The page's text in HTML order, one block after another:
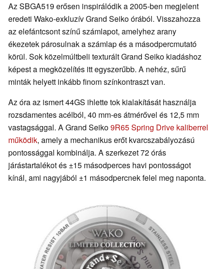
Az SBGA519 erősen inspirálódik a 2005-ben megjelent
eredeti Wako-exkluzív Grand Seiko órából. Visszahozza
az elefántcsont színű számlapot, amelyhez arany
ékezetek párosulnak a számlap és a másodpercmutató
körül. Sok közelmúltbeli texturált Grand Seiko kiadáshoz
képest a megközelítés itt egyszerűbb. A nehéz, sűrű
minták helyett inkább finom színkontraszt van.
Az óra az ismert 44GS ihlette tok kialakítását használja
rozsdamentes acélból, 40 mm-es átmérővel és 12,5 mm
vastagsággal. A Grand Seiko9R65 Spring Drive kaliberrel
működik, amely a mechanikus erőt kvarcszabályozású
pontossággal kombinálja. A szerkezet 72 órás
járástartalékot és ±15 másodperces havi pontosságot
kínál, ami nagyjából ±1 másodpercnek felel meg naponta.